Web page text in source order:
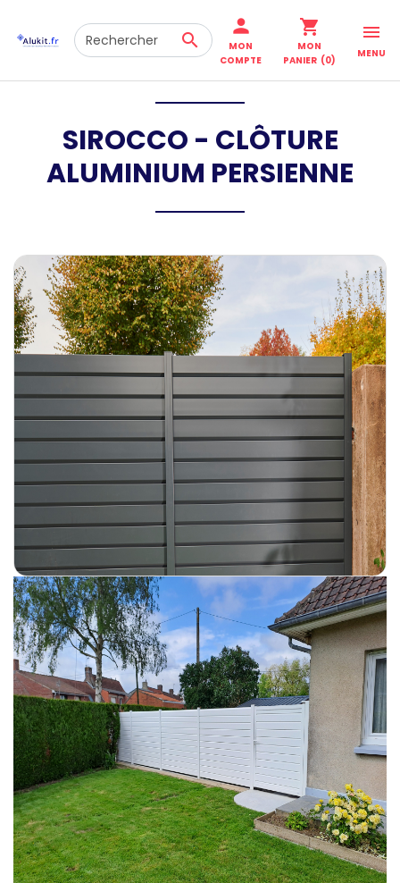

person
MON
COMPTE
shopping_cart
MON
PANIER (0)

MENU
SIROCCO - CLÔTURE
ALUMINIUM PERSIENNE